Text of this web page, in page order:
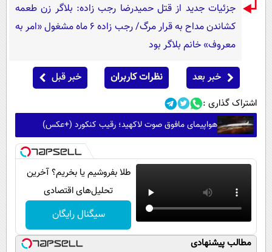
جزئیات جدید از قتل حمیدرضا رجب زاده: بلاگر زن طعمه
کشاندن مداح به قرار مرگ/ رجب زاده 6 ماه مشغول «امر به
معروف» خانم بلاگر بود
خبر بعد نظرات کاربران خبر قبل
اشتراک گذاری :
هواپیمای مافوق صوت لاکهید؛ رقیب کنکورد (+عکس)
طلا بفروشیم یا بخریم؟ آخرین
تحلیل‌های اقتصادی
سیگنال رایگان
مطالب پیشنهادی